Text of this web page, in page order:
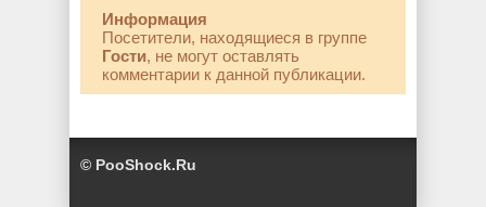
Информация
Посетители, находящиеся в группе
Гости, не могут оставлять
комментарии к данной публикации.
© PooShock.Ru